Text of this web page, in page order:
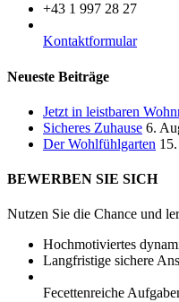
+43 1 997 28 27
Kontaktformular
Neueste Beiträge
Jetzt in leistbaren
Sicheres Zuhause 6.
Der Wohlfühlgarten
BEWERBEN SIE SICH
Nutzen Sie die Chance und
Hochmotiviertes
Langfristige sichere
Fecettenreiche